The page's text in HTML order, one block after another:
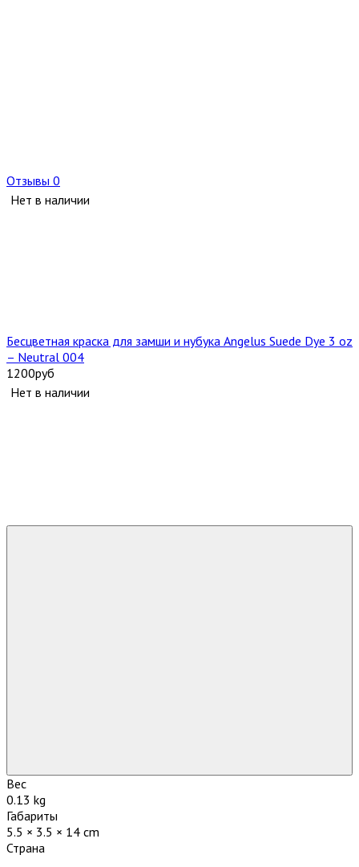
Отзывы 0
Нет в наличии
Бесцветная краска для замши и нубука Angelus Suede Dye 3 oz
– Neutral 004
1200руб
Нет в наличии
Вес
0.13 kg
Габариты
5.5 × 3.5 × 14 cm
Страна